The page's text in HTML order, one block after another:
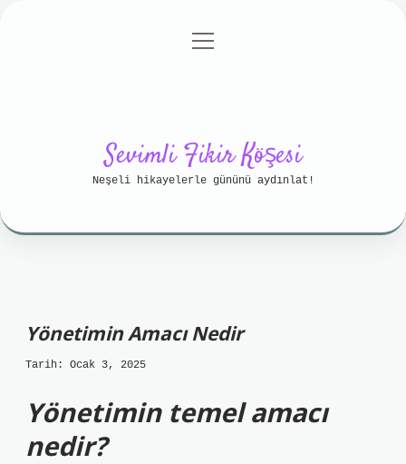
Gizlilik Politikası
menüyü
Sevimli Fikir Köşesi
Neşeli hikayelerle gününü aydınlat!
Yönetimin Amacı Nedir
Tarih: Ocak 3, 2025
Yönetimin temel amacı
nedir?